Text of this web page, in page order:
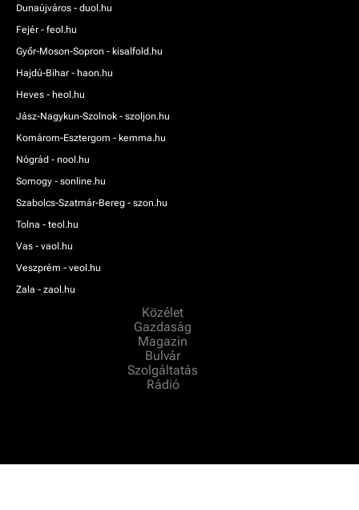
Dunaújváros - duol.hu
Fejér - feol.hu
Győr-Moson-Sopron - kisalfold.hu
Hajdú-Bihar - haon.hu
Heves - heol.hu
Jász-Nagykun-Szolnok - szoljon.hu
Komárom-Esztergom - kemma.hu
Nógrád - nool.hu
Somogy - sonline.hu
Szabolcs-Szatmár-Bereg - szon.hu
Tolna - teol.hu
Vas - vaol.hu
Veszprém - veol.hu
Zala - zaol.hu
Közélet
Gazdaság
Magazin
Bulvár
Szolgáltatás
Rádió